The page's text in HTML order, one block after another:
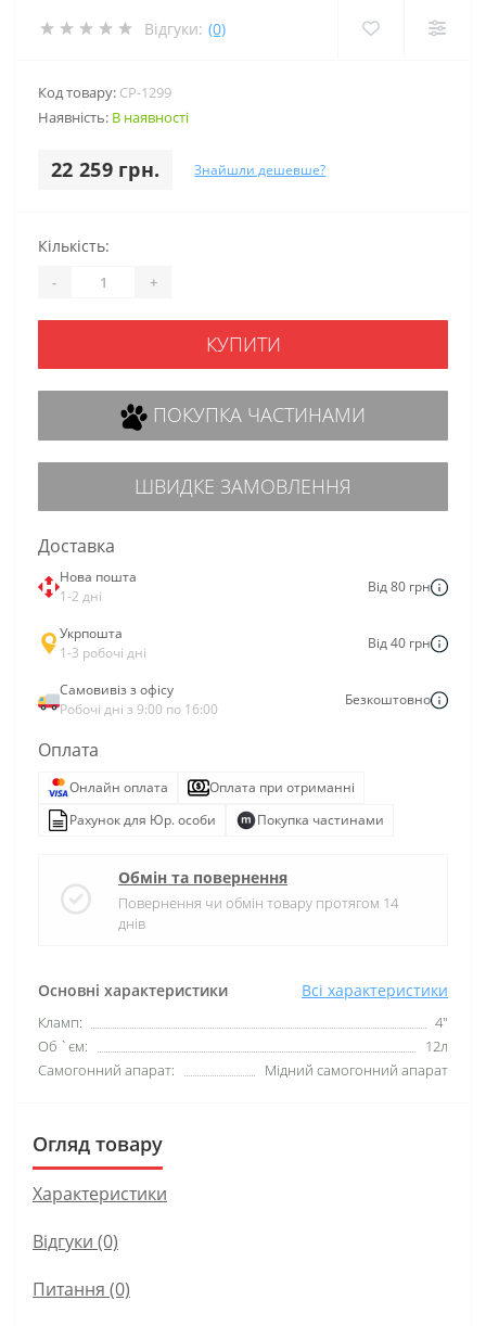
Відгуки: (0)
Код товару: CP-1299
Наявність: В наявності
22 259 грн. Знайшли дешевше?
Основні характеристики Всі характеристики
Кламп:
4"
Об `єм:
12л
Самогонний апарат:
Мідний самогонний апарат
Кількість:
- +
КУПИТИ
ПОКУПКА ЧАСТИНАМИ
ШВИДКЕ ЗАМОВЛЕННЯ
Доставка
Нова пошта
1-2 дні
Від 80 грн
Укрпошта
1-3 робочі дні
Від 40 грн
Самовивіз з офісу
Робочі дні з 9:00 по 16:00
Безкоштовно
Оплата
Онлайн оплата
Оплата при отриманні
Рахунок для Юр. особи
Покупка частинами
Обмін та повернення
Повернення чи обмін товару протягом 14
днів
Огляд товару
Характеристики
Відгуки (0)
Питання (0)